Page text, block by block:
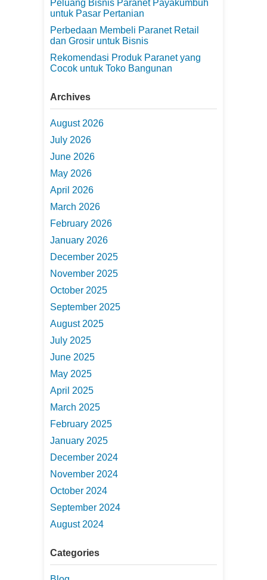
Peluang Bisnis Paranet Payakumbuh
untuk Pasar Pertanian
Perbedaan Membeli Paranet Retail
dan Grosir untuk Bisnis
Rekomendasi Produk Paranet yang
Cocok untuk Toko Bangunan
Archives
August 2026
July 2026
June 2026
May 2026
April 2026
March 2026
February 2026
January 2026
December 2025
November 2025
October 2025
September 2025
August 2025
July 2025
June 2025
May 2025
April 2025
March 2025
February 2025
January 2025
December 2024
November 2024
October 2024
September 2024
August 2024
Categories